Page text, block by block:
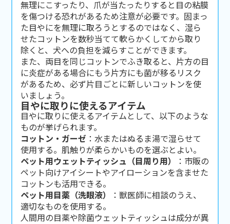
無理にこすったり、爪が当たったりすると目の粘膜
を傷つける恐れがあるため注意が必要です。固まっ
た目やにを無理に取ろうとするのではなく、湿ら
せたコットンを数秒当てて軟らかくしてから取り
除くと、犬への負担を減らすことができます。
また、両目を同じコットンでふき取ると、片方の目
に炎症がある場合にもう片方にも菌が移るリスク
があるため、必ず片目ごとに新しいコットンを使
いましょう。
目やに取りに使えるアイテム
目やに取りに使えるアイテムとして、以下のような
ものが挙げられます。
コットン・ガーゼ ：水またはぬるま湯で湿らせて
使用する。肌触りが柔らかいものを選ぶとよい。
ペット用ウェットティッシュ（目周り用）
：市販の
ペット向けアイシートやアイローションを含ませた
コットンも活用できる。
ペット用目薬（洗眼液）
：獣医師に相談のうえ、
適切なものを使用する。
人間用の目薬や除菌ウェットティッシュは成分が異